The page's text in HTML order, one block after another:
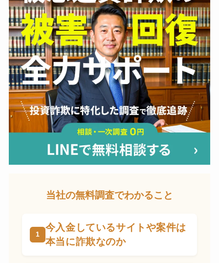
当社の無料調査でわかること
今入金しているサイトや案件は
本当に詐欺なのか